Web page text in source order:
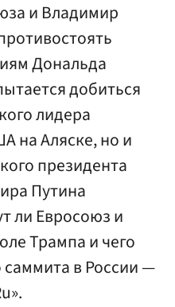
и Владимир
Дональда
добиться
лидера
на Аляске, но и
президента
Путина
ли Евросоюз и
Трампа и чего
в России —